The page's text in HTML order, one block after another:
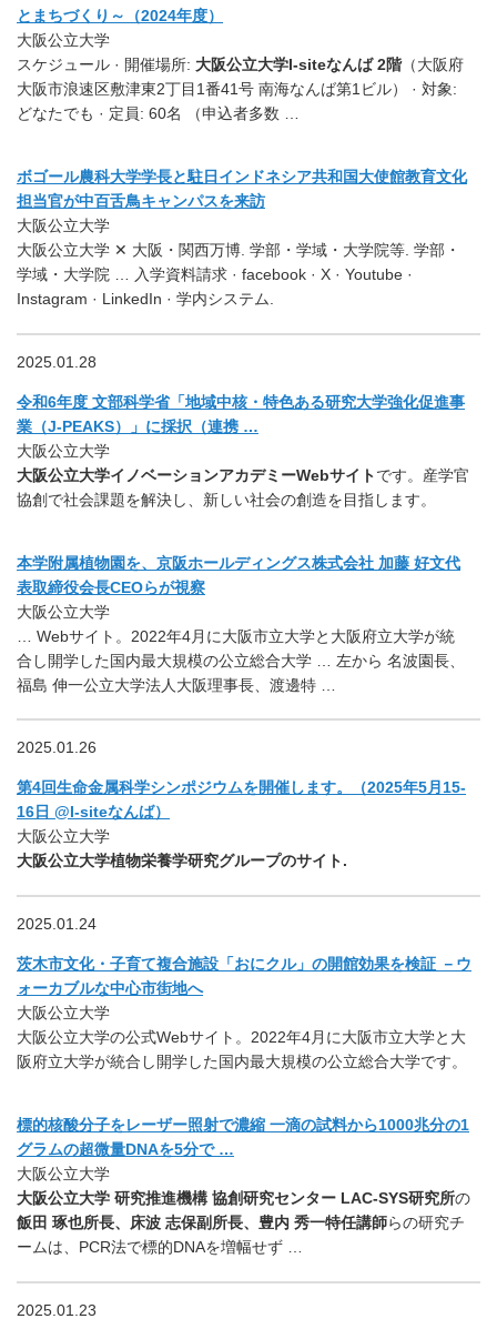
とまちづくり～（2024年度）
大阪公立大学
スケジュール · 開催場所: 大阪公立大学I-siteなんば 2階（大阪府
大阪市浪速区敷津東2丁目1番41号 南海なんば第1ビル） · 対象:
どなたでも · 定員: 60名 （申込者多数 …
ボゴール農科大学学長と駐日インドネシア共和国大使館教育文化
担当官が中百舌鳥キャンパスを来訪
大阪公立大学
大阪公立大学 ✕ 大阪・関西万博. 学部・学域・大学院等. 学部・
学域・大学院 … 入学資料請求 · facebook · X · Youtube ·
Instagram · LinkedIn · 学内システム.
2025.01.28
令和6年度 文部科学省「地域中核・特色ある研究大学強化促進事
業（J-PEAKS）」に採択（連携 …
大阪公立大学
大阪公立大学イノベーションアカデミーWebサイトです。産学官
協創で社会課題を解決し、新しい社会の創造を目指します。
本学附属植物園を、京阪ホールディングス株式会社 加藤 好文代
表取締役会長CEOらが視察
大阪公立大学
… Webサイト。2022年4月に大阪市立大学と大阪府立大学が統
合し開学した国内最大規模の公立総合大学 … 左から 名波園長、
福島 伸一公立大学法人大阪理事長、渡邊特 …
2025.01.26
第4回生命金属科学シンポジウムを開催します。（2025年5月15-
16日 @I-siteなんば）
大阪公立大学
大阪公立大学植物栄養学研究グループのサイト.
2025.01.24
茨木市文化・子育て複合施設「おにクル」の開館効果を検証 －ウ
ォーカブルな中心市街地へ
大阪公立大学
大阪公立大学の公式Webサイト。2022年4月に大阪市立大学と大
阪府立大学が統合し開学した国内最大規模の公立総合大学です。
標的核酸分子をレーザー照射で濃縮 一滴の試料から1000兆分の1
グラムの超微量DNAを5分で …
大阪公立大学
大阪公立大学 研究推進機構 協創研究センター LAC-SYS研究所の
飯田 琢也所長、床波 志保副所長、豊内 秀一特任講師らの研究チ
ームは、PCR法で標的DNAを増幅せず …
2025.01.23